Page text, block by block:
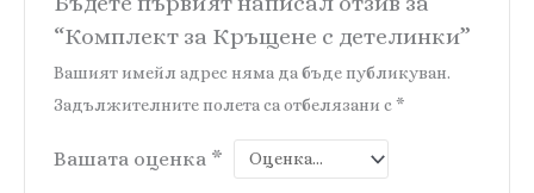
“Комплект за Кръщене с детелинки”
Вашият имейл адрес няма да бъде публикуван.
Задължителните полета са отбелязани с*
Вашата оценка *